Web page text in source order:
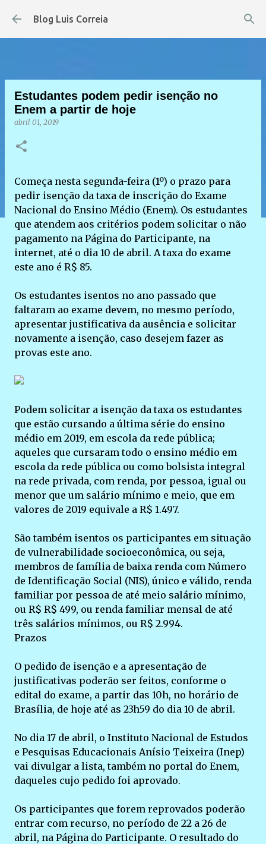
Pular para o conteúdo principal
Blog Luis Correia
Estudantes podem pedir isenção no
Enem a partir de hoje
abril 01, 2019
Começa nesta segunda-feira (1º) o prazo para
pedir isenção da taxa de inscrição do Exame
Nacional do Ensino Médio (Enem). Os estudantes
que atendem aos critérios podem solicitar o não
pagamento na Página do Participante, na
internet, até o dia 10 de abril. A taxa do exame
este ano é R$ 85.
Os estudantes isentos no ano passado que
faltaram ao exame devem, no mesmo período,
apresentar justificativa da ausência e solicitar
novamente a isenção, caso desejem fazer as
provas este ano.
Podem solicitar a isenção da taxa os estudantes
que estão cursando a última série do ensino
médio em 2019, em escola da rede pública;
aqueles que cursaram todo o ensino médio em
escola da rede pública ou como bolsista integral
na rede privada, com renda, por pessoa, igual ou
menor que um salário mínimo e meio, que em
valores de 2019 equivale a R$ 1.497.
São também isentos os participantes em situação
de vulnerabilidade socioeconômica, ou seja,
membros de família de baixa renda com Número
de Identificação Social (NIS), único e válido, renda
familiar por pessoa de até meio salário mínimo,
ou R$ R$ 499, ou renda familiar mensal de até
três salários mínimos, ou R$ 2.994.
Prazos
O pedido de isenção e a apresentação de
justificativas poderão ser feitos, conforme o
edital do exame, a partir das 10h, no horário de
Brasília, de hoje até as 23h59 do dia 10 de abril.
No dia 17 de abril, o Instituto Nacional de Estudos
e Pesquisas Educacionais Anísio Teixeira (Inep)
vai divulgar a lista, também no portal do Enem,
daqueles cujo pedido foi aprovado.
Os participantes que forem reprovados poderão
entrar com recurso, no período de 22 a 26 de
abril, na Página do Participante. O resultado do